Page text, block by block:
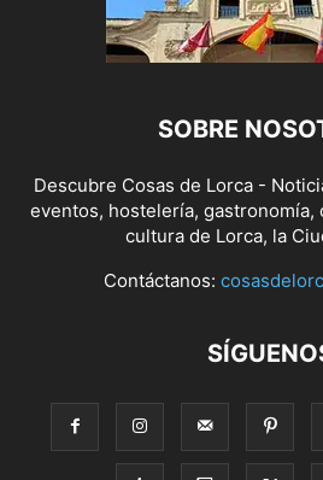
SOBRE
Descubre Cosas de Lorca -
eventos, hostelería, gastronomía,
cultura de Lorca, la
Contáctanos: